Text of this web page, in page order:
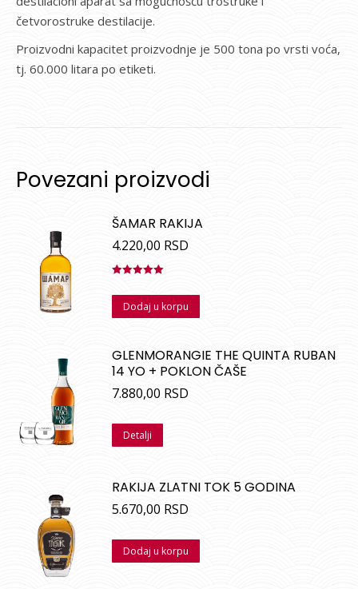
četvorostruke destilacije.
Proizvodni kapacitet proizvodnje je 500 tona po vrsti voća,
tj. 60.000 litara po etiketi.
Povezani proizvodi
ŠAMAR RAKIJA
4.220,00 RSD
sa5.00od
Dodaj u korpu
GLENMORANGIE THE QUINTA RUBAN
14 YO + POKLON ČAŠE
7.880,00 RSD
Detalji
RAKIJA ZLATNI TOK 5 GODINA
5.670,00 RSD
Dodaj u korpu